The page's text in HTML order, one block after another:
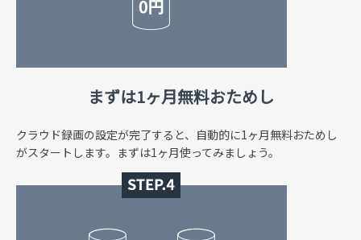
まずは1ヶ月無料おためし
クラウド録画の設定が完了すると、自動的に1ヶ月無料おためし
がスタートします。まずは1ヶ月使ってみましょう。